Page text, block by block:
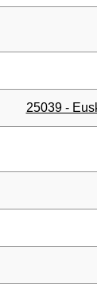
25039 -